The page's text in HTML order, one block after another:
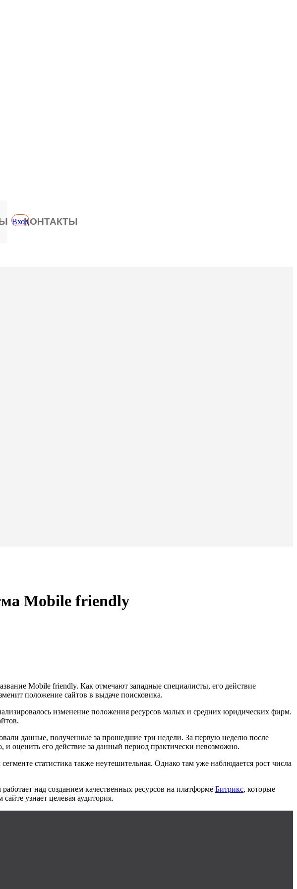
КОНТАКТЫ
Вход
Mobile friendly
Mobile friendly. Как отмечают западные специалисты, его действие
положение сайтов в выдаче поисковика.
изменение положения ресурсов малых и средних юридических фирм.
данные, полученные за прошедшие три недели. За первую неделю после
и оценить его действие за данный период практически невозможно.
статистика также неутешительная. Однако там уже наблюдается рост числа
работает над созданием качественных ресурсов на платформе Битрикс, которые
узнает целевая аудитория.